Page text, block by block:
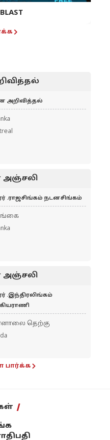
அறிவித்தல்
.ராஜசிங்கம் நடனசிங்கம்
.இந்திரலிங்கம்
தெற்கு
பார்க்க